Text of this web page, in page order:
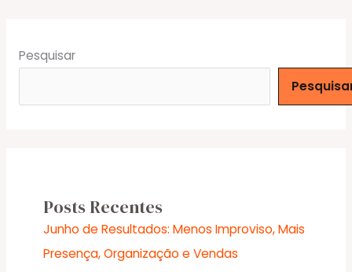
Pesquisar
Posts Recentes
Junho de Resultados: Menos Improviso, Mais
Presença, Organização e Vendas